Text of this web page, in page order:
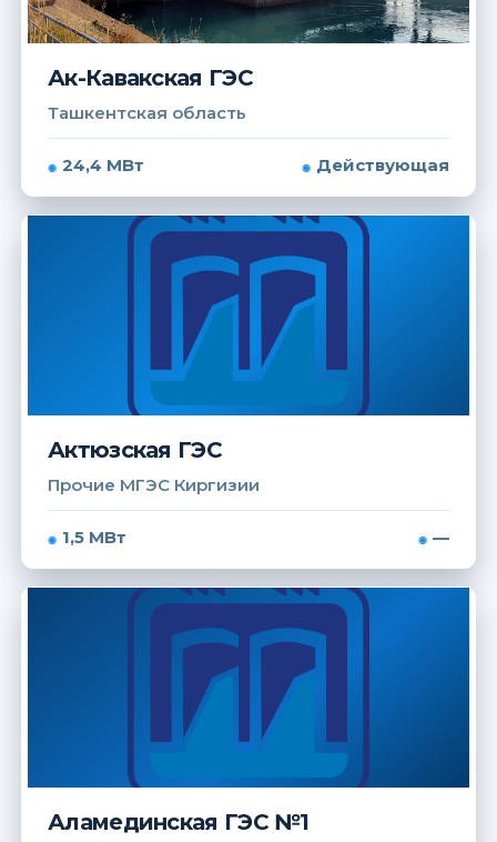
Ак-Кавакская ГЭС
Ташкентская область
24,4 МВт Действующая
Актюзская ГЭС
Прочие МГЭС Киргизии
1,5 МВт —
Аламединская ГЭС №1